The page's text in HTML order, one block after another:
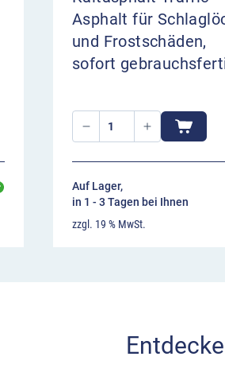
Asphalt für
und Frostschäden,
sofort
Auf Lager,
in 1 - 3 Tagen bei Ihnen
zzgl. 19 % MwSt.